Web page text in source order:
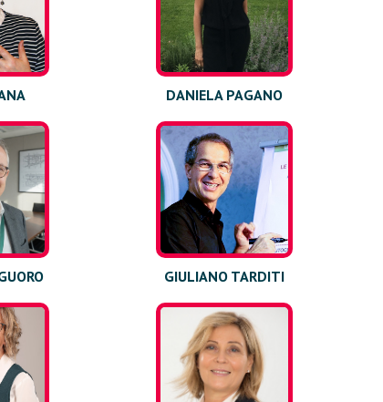
DANIELA PAGANO
GIULIANO TARDITI